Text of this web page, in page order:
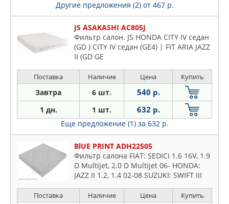
Другие предложения (2) от 467 р.
JS ASAKASHI AC805J
Фильтр салон. JS HONDA CITY IV седан
(GD ) CITY IV седан (GE4) | FIT ARIA JAZZ
II (GD GE
Поставка Наличие Цена Купить
Завтра 6 шт. 540 р.
1 дн. 1 шт. 632 р.
Еще предложение (1) за 632 р.
BlUE PRINT ADH22505
Фильтр салона FIAT: SEDICI 1.6 16V, 1.9
D Multijet, 2.0 D Multijet 06- HONDA:
JAZZ II 1.2, 1.4 02-08 SUZUKI: SWIFT III
Поставка Наличие Цена Купить